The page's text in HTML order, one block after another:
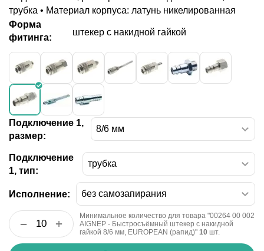
трубка • Материал корпуса: латунь никелированная
Форма
фитинга:
штекер с накидной гайкой
Подключение 1,
размер:
Подключение
1, тип:
Исполнение:
+
−
Минимальное количество для товара "00264 00 002
AIGNEP - Быстросъёмный штекер с накидной
гайкой 8/6 мм, EUROPEAN (рапид)" 10 шт.